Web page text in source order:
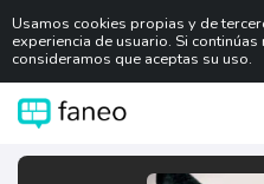
Usamos cookies propias y de
experiencia de usuario. Si continúas
consideramos que aceptas su uso.